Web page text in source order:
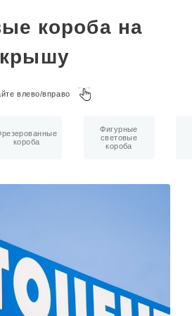
короба на
крышу
влево/вправо
короба
Фигурные
световые
короба